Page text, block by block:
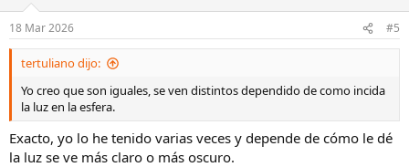
e
s
18 Mar 2026 #5
tertuliano dijo:
Yo creo que son iguales, se ven distintos dependido de como incida
la luz en la esfera.
Exacto, yo lo he tenido varias veces y depende de cómo le dé
la luz se ve más claro o más oscuro.